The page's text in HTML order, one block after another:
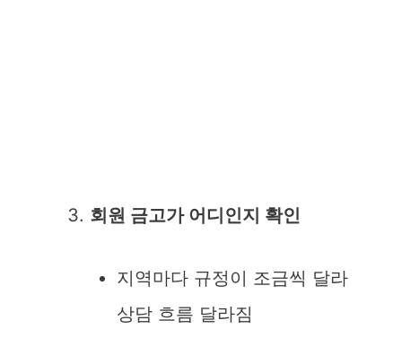
회원 금고가 어디인지 확인
지역마다 규정이 조금씩 달라
상담 흐름 달라짐